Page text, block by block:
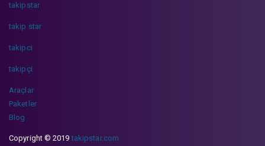
takipstar
takip star
takipci
takipçi
Araçlar
Paketler
Blog
Copyright © 2019takipstar.com